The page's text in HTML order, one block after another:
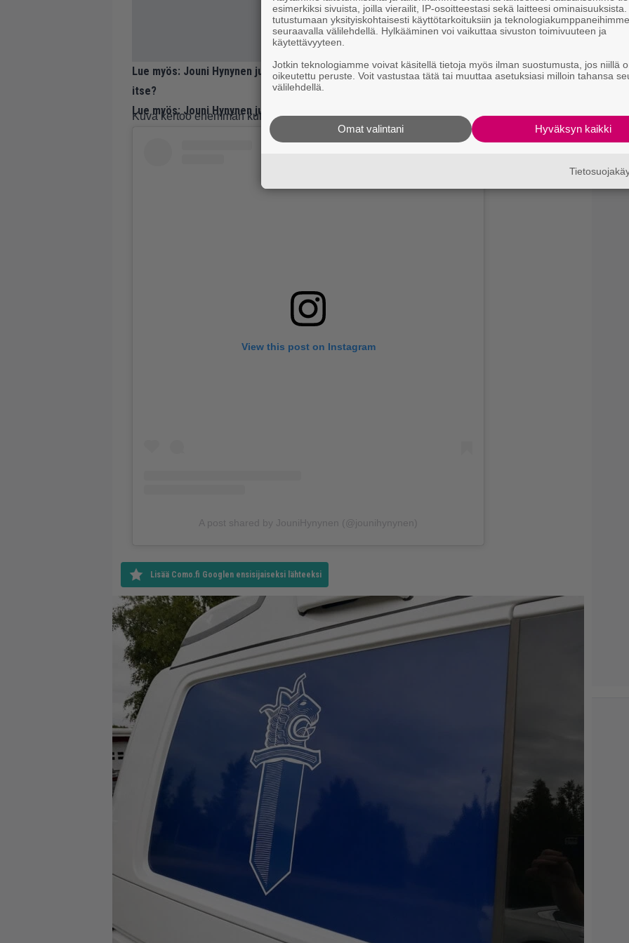
Lue myös: Jouni Hynynen julkaisi järkyttävän kuvan itsestään – voiko tässä olla Hynynen
itse?
Lue myös: Jouni Hynynen julkaisi harvinaisen kuvan veljestään!
Kuva kertoo enemmän kuin tuhat sanaa:
View this post on Instagram
A post shared by JouniHynynen (@jounihynynen)
Lisää Como.fi Googlen ensisijaiseksi lähteeksi
esimerkiksi sivuista, joilla vierailit, IP-osoitteestasi sekä laitteesi
tutustumaan yksityiskohtaisesti käyttötarkoituksiin ja teknologiakumppaneihimme
seuraavalla välilehdellä. Hylkääminen voi vaikuttaa sivuston toimivuuteen ja
käytettävyyteen.
Jotkin teknologiamme voivat käsitellä tietoja myös ilman suostumusta, jos niillä
oikeutettu peruste. Voit vastustaa tätä tai muuttaa asetuksiasi milloin tahansa
välilehdellä.
Hyväksyn kaikki
Omat valintani